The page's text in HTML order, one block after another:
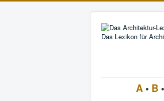
Das Lexikon für
A • B •